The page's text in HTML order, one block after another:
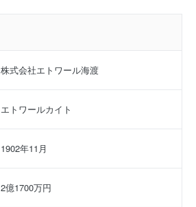
株式会社エトワール海渡
エトワールカイト
1902年11月
2億1700万円